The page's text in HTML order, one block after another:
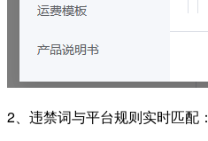
2、违禁词与平台规则实时匹配：